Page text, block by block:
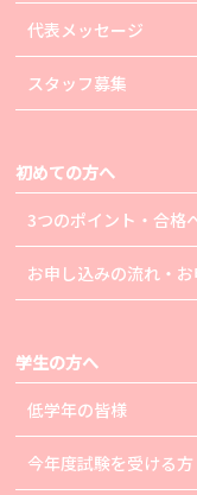
代表メッセージ
スタッフ募集
初めての方へ
3つのポイント・合格
お申し込みの流れ・
学生の方へ
低学年の皆様
今年度試験を受ける方